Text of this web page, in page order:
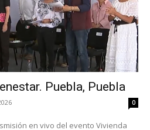
Puebla, Puebla
0
en vivo del evento Vivienda